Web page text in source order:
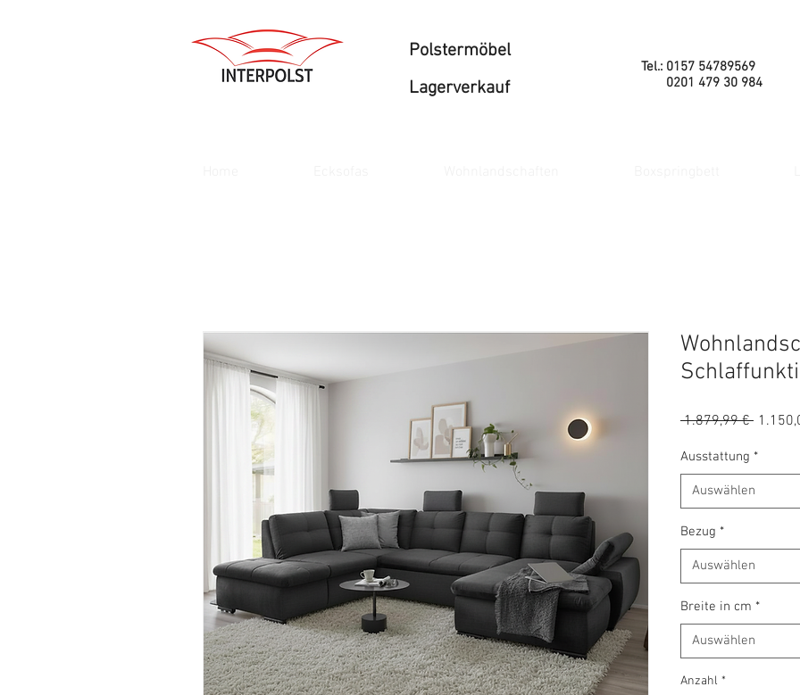
Polstermöbel
Lagerverkauf
Tel.: 0157 54789569
0201 479 30 984
1.879,99 €
Ausstattung *
Auswählen
Bezug *
Auswählen
Breite in cm *
Auswählen
Anzahl *